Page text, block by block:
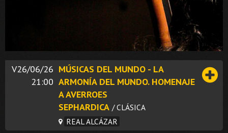
V26/06/26
21:00
MÚSICAS DEL MUNDO - LA
ARMONÍA DEL MUNDO. HOMENAJE
A AVERROES
SEPHARDICA / CLÁSICA
REAL ALCÁZAR